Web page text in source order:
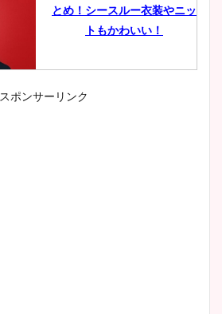
とめ！シースルー衣装やニッ
トもかわいい！
小室瑛莉子のカップ画像まと
スポンサーリンク